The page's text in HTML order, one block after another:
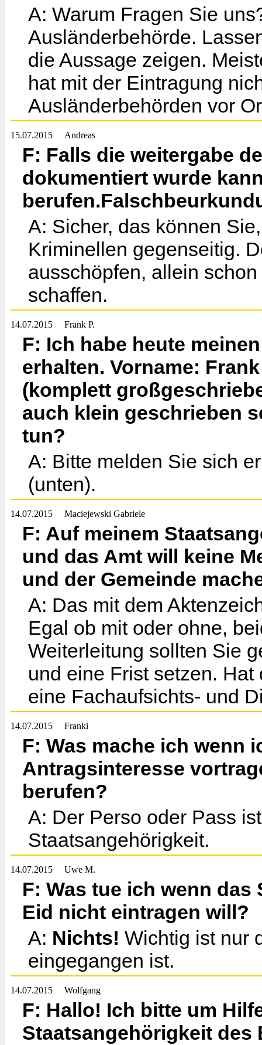
A: Warum Fragen Sie
Ausländerbehörde.
die Aussage zeigen.
hat mit der Eintragung
Ausländerbehörden vor
15.07.2015 Andreas
F: Falls die weitergabe
dokumentiert wurde
A: Sicher, das können
Kriminellen gegenseitig.
ausschöpfen, allein
schaffen.
14.07.2015 Frank P.
F: Ich habe heute
erhalten. Vorname:
(komplett
auch klein geschrieben
tun?
A: Bitte melden Sie sich
(unten).
14.07.2015 Maciejewski Gabriele
F: Auf meinem
und das Amt will keine
und der Gemeinde
A: Das mit dem
Egal ob mit oder ohne,
Weiterleitung sollten Sie
und eine Frist setzen.
eine Fachaufsichts- und
14.07.2015 Franki
F: Was mache ich wenn
Antragsinteresse
berufen?
A: Der Perso oder Pass
Staatsangehörigkeit.
14.07.2015 Uwe M.
F: Was tue ich wenn
Eid nicht eintragen will?
A: Nichts! Wichtig ist nur
eingegangen ist.
14.07.2015 Wolfgang
F: Hallo! Ich bitte um
Staatsangehörigkeit des